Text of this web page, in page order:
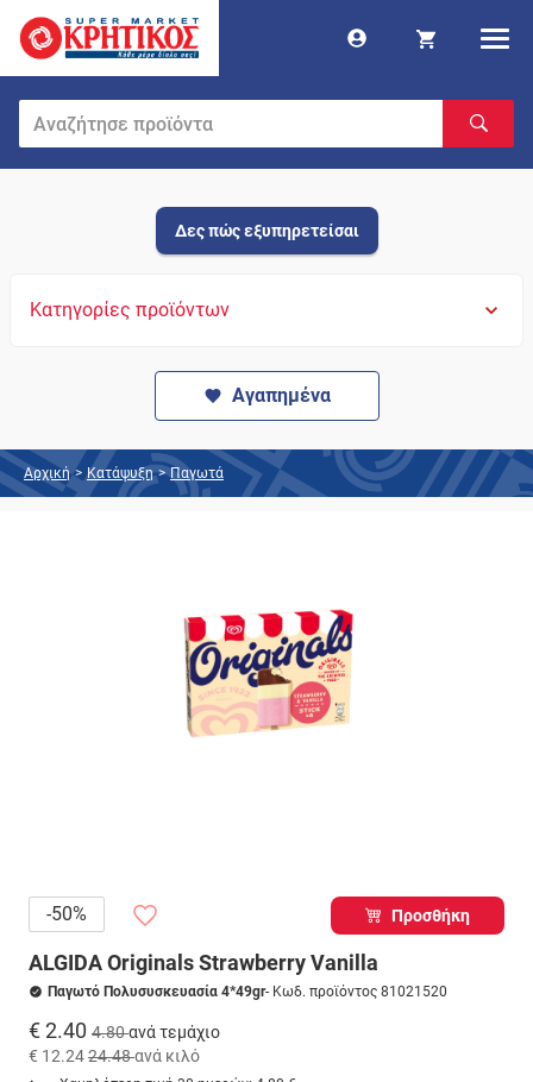
Δες πώς εξυπηρετείσαι
Κατηγορίες προϊόντων
Αγαπημένα
Αρχική > Κατάψυξη > Παγωτά
-50% Προσθήκη
ALGIDA Originals Strawberry Vanilla
Παγωτό Πολυσυσκευασία 4*49gr- Κωδ. προϊόντος 81021520
€ 2.40 4.80ανά τεμάχιο
€ 12.2424.48ανά κιλό